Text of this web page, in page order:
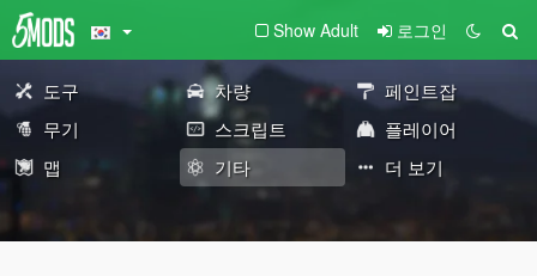
Show Adult 로그인
도구 차량
페인트잡
무기
스크립트
플레이어
맵
기타 더 보기